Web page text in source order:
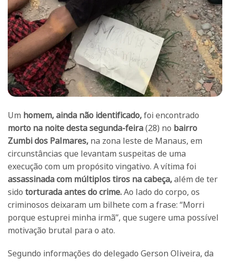
Um homem, ainda não identificado,foi encontrado
morto na noite desta segunda-feira(28) no bairro
Zumbi dos Palmares, na zona leste de Manaus, em
circunstâncias que levantam suspeitas de uma
execução com um propósito vingativo. A vítima foi
assassinada com múltiplos tiros na cabeça,além de ter
sido torturada antes do crime.Ao lado do corpo, os
criminosos deixaram um bilhete com a frase: “Morri
porque estuprei minha irmã”, que sugere uma possível
motivação brutal para o ato.
Segundo informações do delegado Gerson Oliveira, da